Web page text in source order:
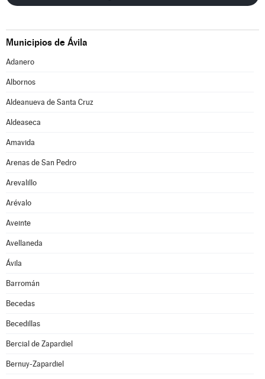
Municipios de Ávila
Adanero
Albornos
Aldeanueva de Santa Cruz
Aldeaseca
Amavida
Arenas de San Pedro
Arevalillo
Arévalo
Aveinte
Avellaneda
Ávila
Barromán
Becedas
Becedillas
Bercial de Zapardiel
Bernuy-Zapardiel